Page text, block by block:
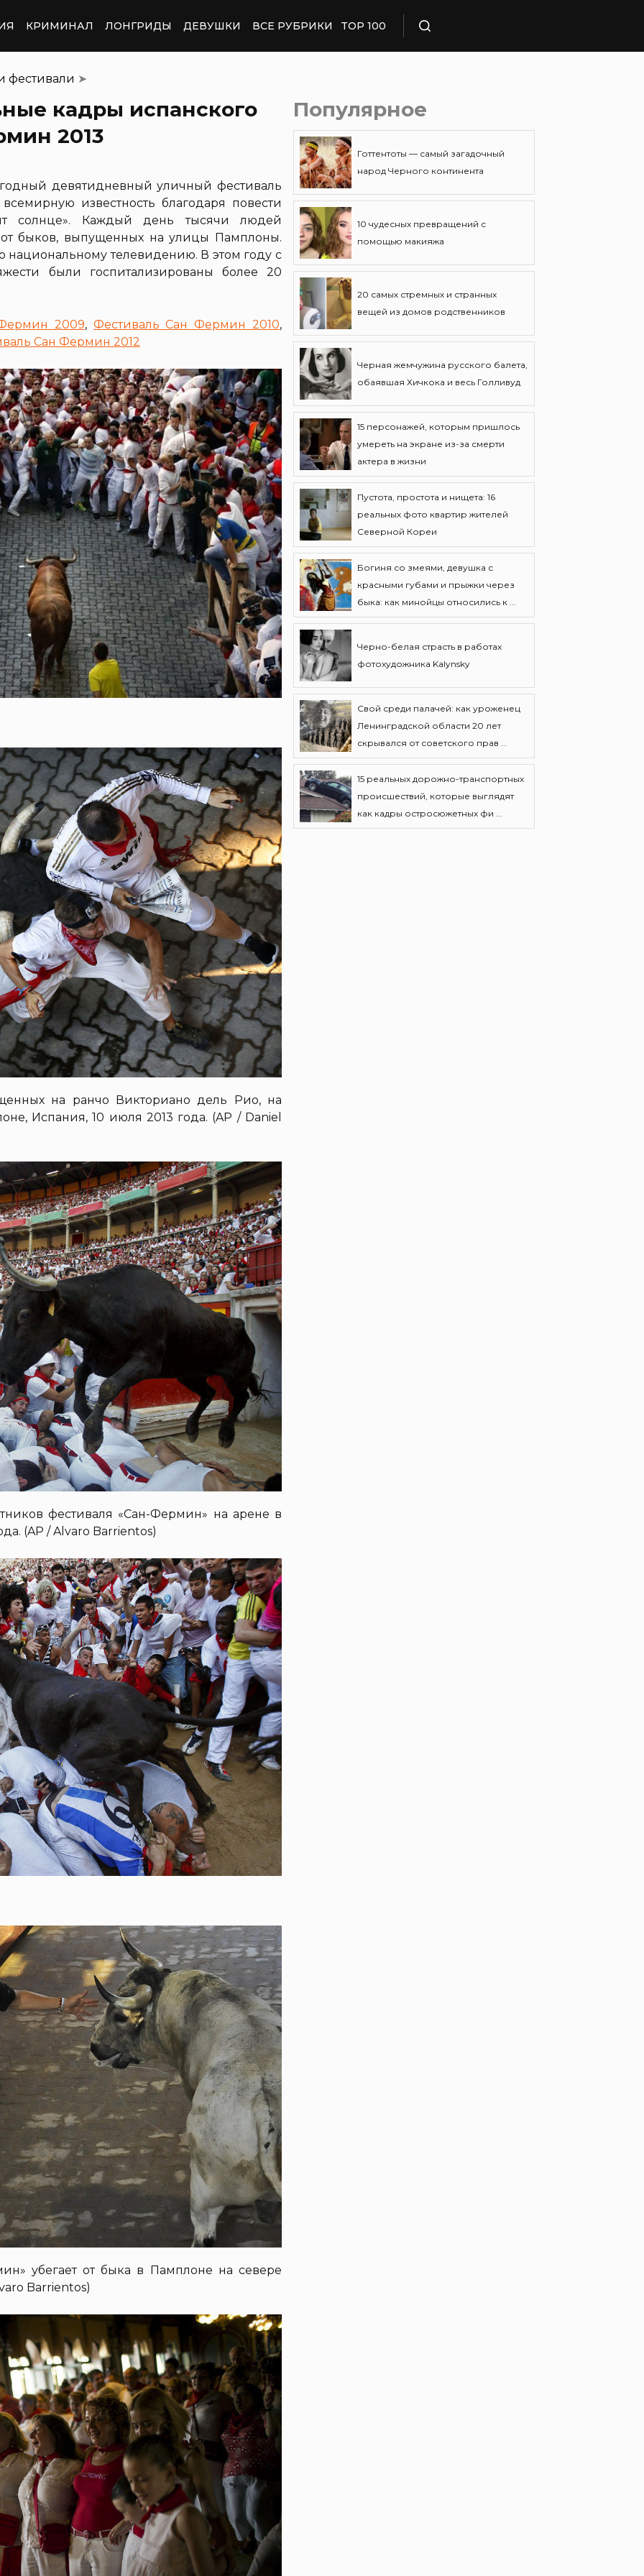
КРИМИНАЛ ЛОНГРИДЫ ДЕВУШКИ ВСЕ РУБРИКИ TOP 100
фестивали ➤
кадры испанского
2013
девятидневный уличный фестиваль
известность благодаря повести
солнце». Каждый день тысячи людей
быков, выпущенных на улицы Памплоны.
национальному телевидению. В этом году с
были госпитализированы более 20
2009, Фестиваль Сан Фермин 2010,
Сан Фермин 2012
на ранчо Викториано дель Рио, на
Испания, 10 июля 2013 года. (AP / Daniel
фестиваля «Сан-Фермин» на арене в
(AP / Alvaro Barrientos)
убегает от быка в Памплоне на севере
Barrientos)
Популярное
Готтентоты — самый загадочный
народ Черного континента
10 чудесных превращений с
помощью макияжа
20 самых стремных и странных
вещей из домов родственников
Черная жемчужина русского балета,
обаявшая Хичкока и весь Голливуд
15 персонажей, которым пришлось
умереть на экране из-за смерти
актера в жизни
Пустота, простота и нищета: 16
реальных фото квартир жителей
Северной Кореи
Богиня со змеями, девушка с
красными губами и прыжки через
быка: как минойцы относились к ...
Черно-белая страсть в работах
фотохудожника Kalynsky
Свой среди палачей: как уроженец
Ленинградской области 20 лет
скрывался от советского прав ...
15 реальных дорожно-транспортных
происшествий, которые выглядят
как кадры остросюжетных фи ...